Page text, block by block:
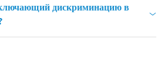
дискриминацию в